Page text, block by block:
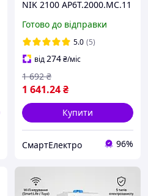
NIK 2100 AP6T.2000.MС.11
багатотарифний,
двошунтовий,
ПАРАМЕТРИЗОВАНИЙ НА
2 ТАРИФИ
Готово до відправки
5.0 (5)
від274₴/міс
1 641.24₴
1 692 ₴
Купити
СмартЕлектро 96%